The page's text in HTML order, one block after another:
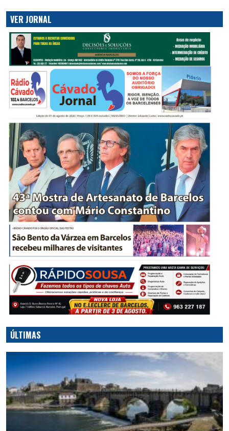
VER JORNAL
ÚLTIMAS